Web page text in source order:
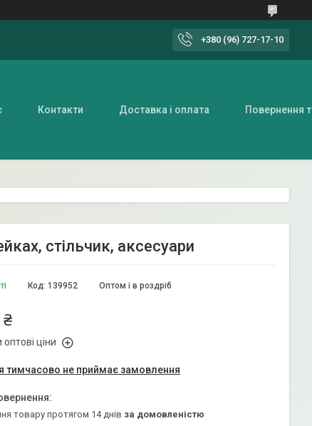
+380 (96) 727-17-10
Контакти Доставка і оплата Повернення
стільчик, аксесуари
Оптом і в роздріб
Код: 139952
ціни
тимчасово не приймає замовлення
товару протягом 14 днів за домовленістю